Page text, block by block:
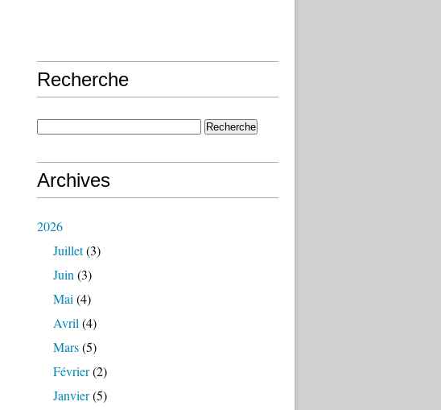
Recherche
Archives
2026
Juillet(3)
Juin (3)
Mai (4)
Avril (4)
Mars(5)
Février(2)
Janvier(5)